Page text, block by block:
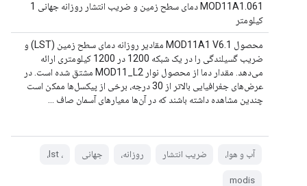
MOD11A1.061 دمای سطح زمین و ضریب انتشار روزانه جهانی 1
کیلومتر
محصول MOD11A1 V6.1 مقادیر روزانه دمای سطح زمین (LST) و
ضریب گسیلندگی را در یک شبکه 1200 در 1200 کیلومتری ارائه
می‌دهد. مقدار دما از محصول نوار MOD11_L2 مشتق شده است. در
عرض‌های جغرافیایی بالاتر از 30 درجه، برخی از پیکسل‌ها ممکن است
چندین مشاهده داشته باشند که در آن‌ها معیارهای آسمان صاف ...
آب و هوا، ضریب انتشار روزانه، جهانی ، lst،
modis